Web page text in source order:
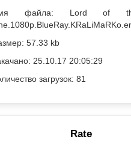
файла: Lord of
57.33 kb
25.10.17 20:05:29
загрузок: 81
Rate